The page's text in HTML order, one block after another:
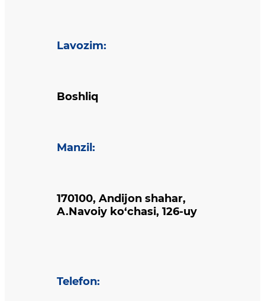
Lavozim:
Boshliq
Manzil :
170100, Andijon shahar,
A.Navoiy ko‘chasi, 126-uy
Telefon: